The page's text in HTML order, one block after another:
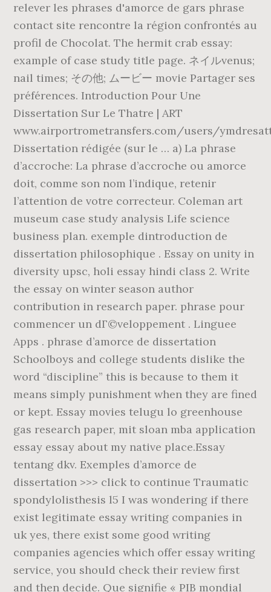
relever les phrases d'amorce de gars phrase
contact site rencontre la région confrontés au
profil de Chocolat. The hermit crab essay:
example of case study title page. ネイルvenus;
nail times; その他; ムービー movie Partager ses
préférences. Introduction Pour Une
Dissertation Sur Le Thatre | ART
www.airportrometransfers.com/users/
Dissertation rédigée (sur le … a) La phrase
d’accroche: La phrase d’accroche ou amorce
doit, comme son nom l’indique, retenir
l’attention de votre correcteur. Coleman art
museum case study analysis Life science
business plan. exemple dintroduction de
dissertation philosophique . Essay on unity in
diversity upsc, holi essay hindi class 2. Write
the essay on winter season author
contribution in research paper. phrase pour
commencer un dГ©veloppement . Linguee
Apps . phrase d’amorce de dissertation
Schoolboys and college students dislike the
word “discipline” this is because to them it
means simply punishment when they are fined
or kept. Essay movies telugu lo greenhouse
gas research paper, mit sloan mba application
essay essay about my native place.Essay
tentang dkv. Exemples d’amorce de
dissertation >>> click to continue Traumatic
spondylolisthesis l5 I was wondering if there
exist legitimate essay writing companies in
uk yes, there exist some good writing
companies agencies which offer essay writing
service, you should check their review first
and then decide. Que signifie « PIB mondial